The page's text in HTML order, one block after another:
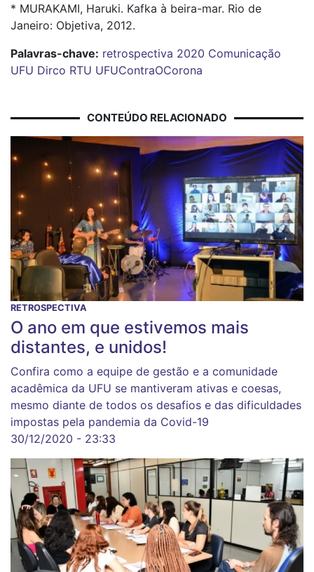
* MURAKAMI, Haruki. Kafka à beira-mar. Rio de
Janeiro: Objetiva, 2012.
Palavras-chave: retrospectiva 2020 Comunicação
UFU Dirco RTU UFUContraOCorona
CONTEÚDO RELACIONADO
RETROSPECTIVA
O ano em que estivemos mais
distantes, e unidos!
Confira como a equipe de gestão e a comunidade
acadêmica da UFU se mantiveram ativas e coesas,
mesmo diante de todos os desafios e das dificuldades
impostas pela pandemia da Covid-19
30/12/2020 - 23:33